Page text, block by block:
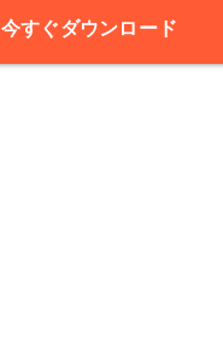
今すぐダウンロード